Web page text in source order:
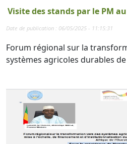
Visite des stands par le PM
Date de publication : 06/05/2025 - 11:15:31
Forum régional sur la
systèmes agricoles durables